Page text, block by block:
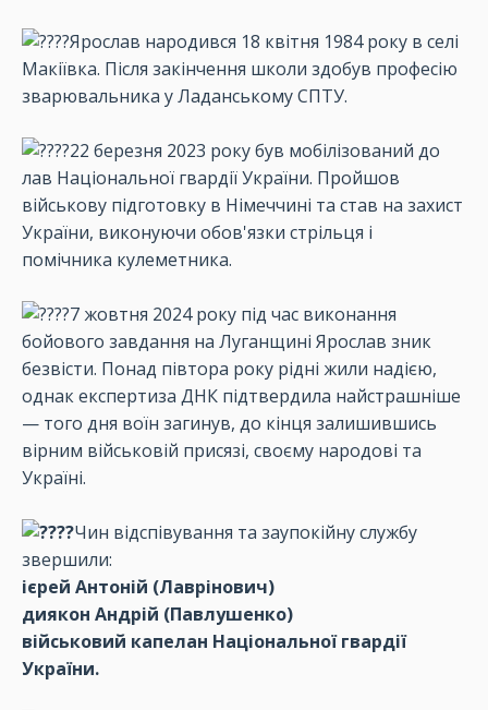
Ярослав народився 18 квітня 1984 року в селі
Макіївка. Після закінчення школи здобув професію
зварювальника у Ладанському СПТУ.
22 березня 2023 року був мобілізований до
лав Національної гвардії України. Пройшов
військову підготовку в Німеччині та став на захист
України, виконуючи обов'язки стрільця і
помічника кулеметника.
7 жовтня 2024 року під час виконання
бойового завдання на Луганщині Ярослав зник
безвісти. Понад півтора року рідні жили надією,
однак експертиза ДНК підтвердила найстрашніше
— того дня воїн загинув, до кінця залишившись
вірним військовій присязі, своєму народові та
Україні.
Чин відспівування та заупокійну службу
звершили:
ієрей Антоній (Лаврінович)
диякон Андрій (Павлушенко)
військовий капелан Національної гвардії
України.